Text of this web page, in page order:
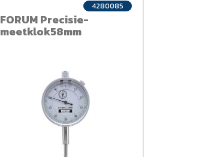
FORUM Precisie-
meetklok58mm
4280085